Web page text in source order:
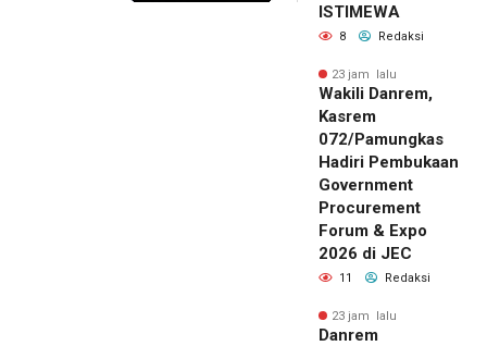
ISTIMEWA
8 Redaksi
23 jam lalu
Wakili Danrem,
Kasrem
072/Pamungkas
Hadiri Pembukaan
Government
Procurement
Forum & Expo
2026 di JEC
11 Redaksi
23 jam lalu
Danrem